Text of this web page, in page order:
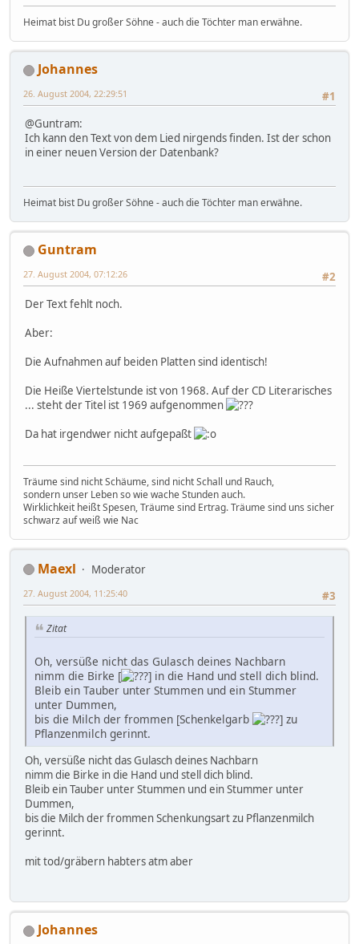
Heimat bist Du großer Söhne - auch die Töchter man erwähne.
Johannes
#1
26. August 2004, 22:29:51
@Guntram:
Ich kann den Text von dem Lied nirgends finden. Ist der schon
in einer neuen Version der Datenbank?
Heimat bist Du großer Söhne - auch die Töchter man erwähne.
Guntram
#2
27. August 2004, 07:12:26
Der Text fehlt noch.
Aber:
Die Aufnahmen auf beiden Platten sind identisch!
Die Heiße Viertelstunde ist von 1968. Auf der CD Literarisches
... steht der Titel ist 1969 aufgenommen
Da hat irgendwer nicht aufgepaßt
Träume sind nicht Schäume, sind nicht Schall und Rauch,
sondern unser Leben so wie wache Stunden auch.
Wirklichkeit heißt Spesen, Träume sind Ertrag. Träume sind uns sicher
schwarz auf weiß wie Nac
Maexl
Moderator
#3
27. August 2004, 11:25:40
Zitat
Oh, versüße nicht das Gulasch deines Nachbarn
nimm die Birke [
] in die Hand und stell dich blind.
Bleib ein Tauber unter Stummen und ein Stummer
unter Dummen,
bis die Milch der frommen [Schenkelgarb
] zu
Pflanzenmilch gerinnt.
Oh, versüße nicht das Gulasch deines Nachbarn
nimm die Birke in die Hand und stell dich blind.
Bleib ein Tauber unter Stummen und ein Stummer unter
Dummen,
bis die Milch der frommen Schenkungsart zu Pflanzenmilch
gerinnt.
mit tod/gräbern habters atm aber
Johannes